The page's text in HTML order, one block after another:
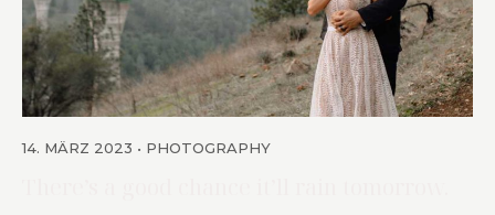
14. MÄRZ 2023 PHOTOGRAPHY